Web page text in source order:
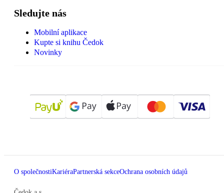
Sledujte nás
Mobilní aplikace
Kupte si knihu Čedok
Novinky
O společnostiKariéraPartnerská sekceOchrana osobních údajů